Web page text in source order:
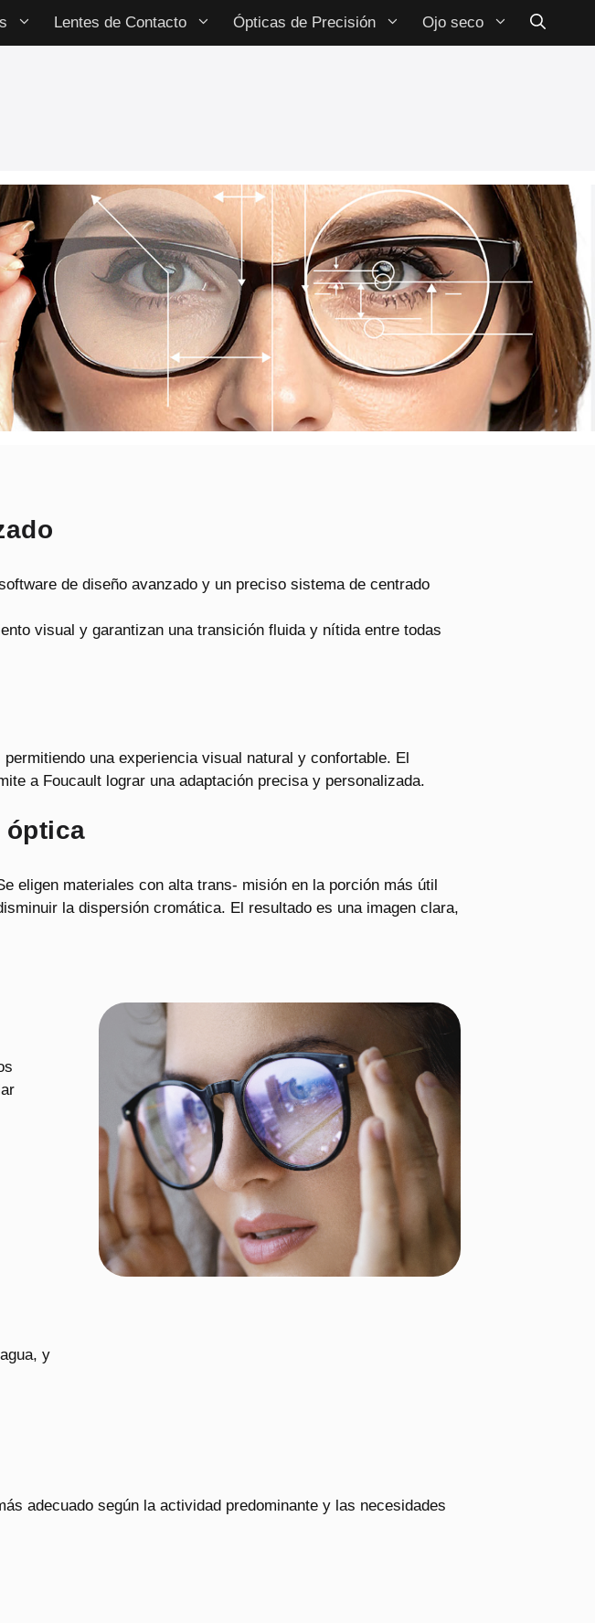
Lentes de Contacto Ópticas de Precisión Ojo seco
de diseño avanzado y un preciso sistema de centrado
visual y garantizan una transición fluida y nítida entre todas
una experiencia visual natural y confortable. El
a Foucault lograr una adaptación precisa y personalizada.
óptica
eligen materiales con alta trans- misión en la porción más útil
la dispersión cromática. El resultado es una imagen clara,
y
adecuado según la actividad predominante y las necesidades